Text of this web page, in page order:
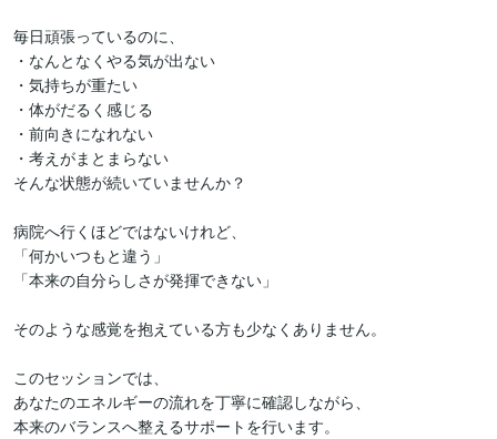
毎日頑張っているのに、
・なんとなくやる気が出ない
・気持ちが重たい
・体がだるく感じる
・前向きになれない
・考えがまとまらない
そんな状態が続いていませんか？
病院へ行くほどではないけれど、
「何かいつもと違う」
「本来の自分らしさが発揮できない」
そのような感覚を抱えている方も少なくありません。
このセッションでは、
あなたのエネルギーの流れを丁寧に確認しながら、
本来のバランスへ整えるサポートを行います。